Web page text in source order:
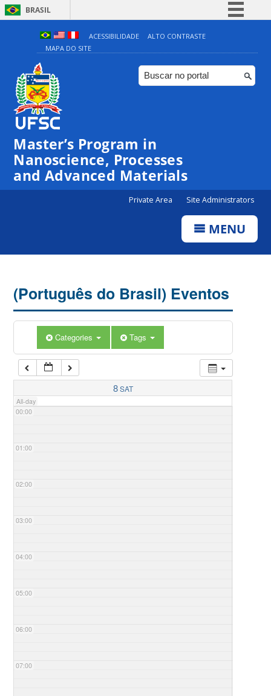
BRASIL
Simplifique!
Comunica BR
Participe
ACESSIBILIDADE
ALTO CONTRASTE
MAPA DO SITE
Master’s Program in
Nanoscience, Processes
and Advanced Materials
Private Area Site Administrators
MENU
(Português do Brasil) Eventos
Categories Tags
8SAT
All-day
00:00
01:00
02:00
03:00
04:00
05:00
06:00
07:00